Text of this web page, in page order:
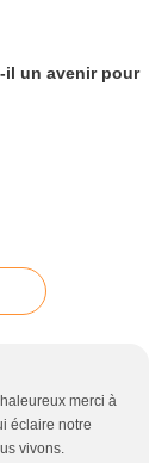
merci à
éclaire notre
vivons.